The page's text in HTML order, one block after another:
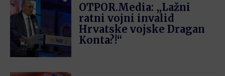
OTPOR.Media: „Lažni
ratni vojni invalid
Hrvatske vojske Dragan
Konta?!“